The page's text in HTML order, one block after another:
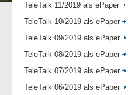
TeleTalk 11/2019 als ePaper
TeleTalk 10/2019 als ePaper
TeleTalk 09/2019 als ePaper
TeleTalk 08/2019 als ePaper
TeleTalk 07/2019 als ePaper
TeleTalk 06/2019 als ePaper